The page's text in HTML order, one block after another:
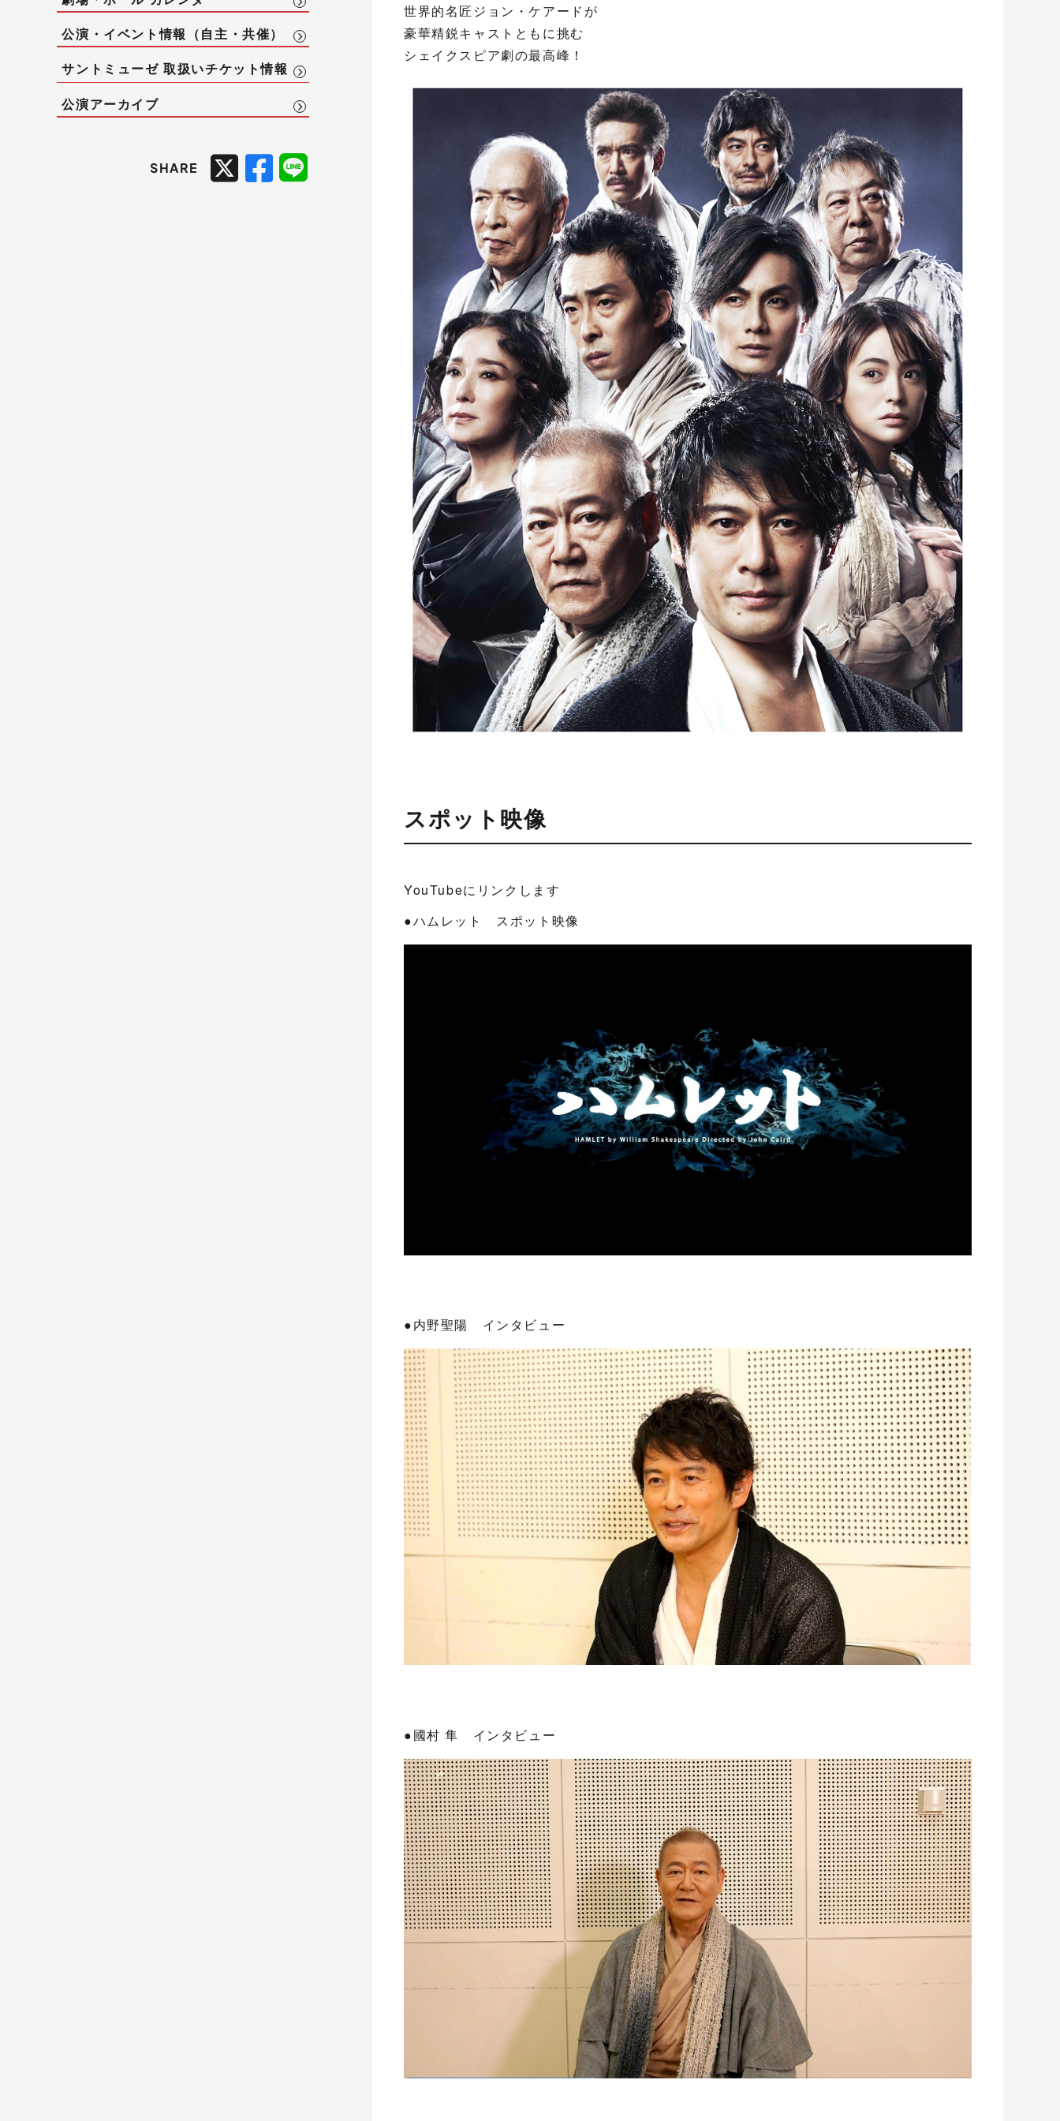
公演・イベント情報（自主・共催）
サントミューゼ 取扱いチケット情報
公演アーカイブ
SHARE
世界的名匠ジョン・ケアードが
豪華精鋭キャストともに挑む
シェイクスピア劇の最高峰！
スポット映像
YouTubeにリンクします
●ハムレット スポット映像
●内野聖陽 インタビュー
●國村 隼 インタビュー